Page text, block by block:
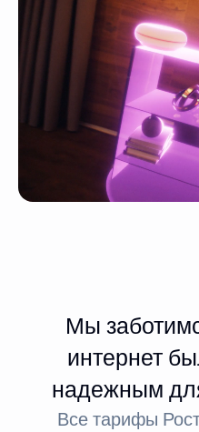
Мы
интернет
надежным
Все тарифы